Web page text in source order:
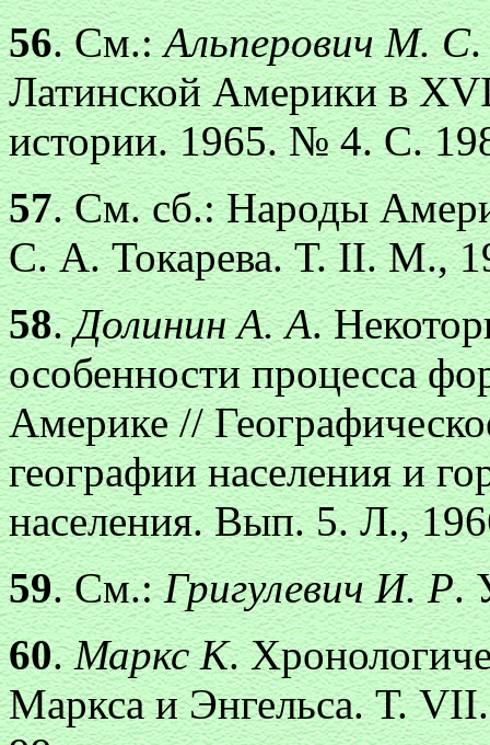
56. См.:Альперович М. С.
Латинской Америки в
истории. 1965. № 4. С.
57. См. сб.: Народы
С. А. Токарева. Т. II. М.,
58.Долинин А. А.
особенности процесса
Америке //
географии населения и
населения. Вып. 5. Л.,
59. См.:Григулевич И. Р.
60.Маркс К.
Маркса и Энгельса. Т.